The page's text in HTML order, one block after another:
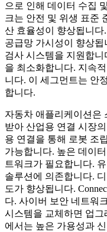
으로 인해 데이터 수집
크는 안전 및 위생 표준
산 효율성이 향상됩니
공급망 가시성이 향상됩
검사 시스템을 지원합
을 최소화합니다. 지속
니다. 이 세그먼트는 안
합니다.
자동차 애플리케이션은
받아 산업용 연결 시장
용 연결을 통해 로봇 조
가능합니다. 높은 데이
트워크가 필요합니다.
솔루션에 의존합니다.
도가 향상됩니다.
다. 사이버 보안 네트워
시스템을 교체하면 업
에서는 높은 가용성과